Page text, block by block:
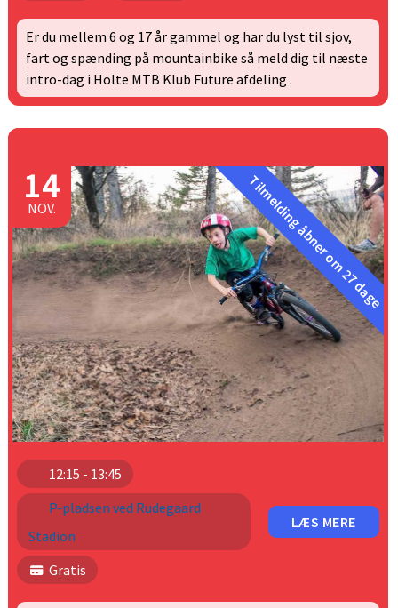
Er du mellem 6 og 17 år gammel og har du lyst til sjov,
fart og spænding på mountainbike så meld dig til næste
intro-dag i Holte MTB Klub Future afdeling .
14
NOV. Tilmelding åbner om 27 dage
12:15 - 13:45
P-pladsen ved Rudegaard
Stadion
Gratis
LÆS MERE